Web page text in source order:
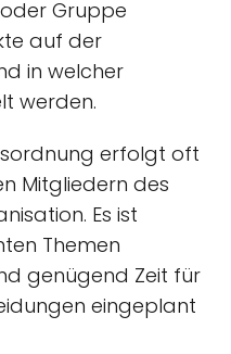
Gruppe
auf der
in welcher
werden.
erfolgt oft
Mitgliedern des
Es ist
Themen
genügend Zeit für
eingeplant